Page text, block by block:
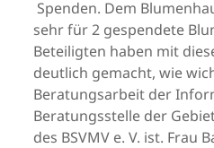
Spenden. Dem
sehr für 2 gespendete
Beteiligten haben mit
deutlich gemacht, wie
Beratungsarbeit der
Beratungsstelle der
des BSVMV e. V. ist. Frau